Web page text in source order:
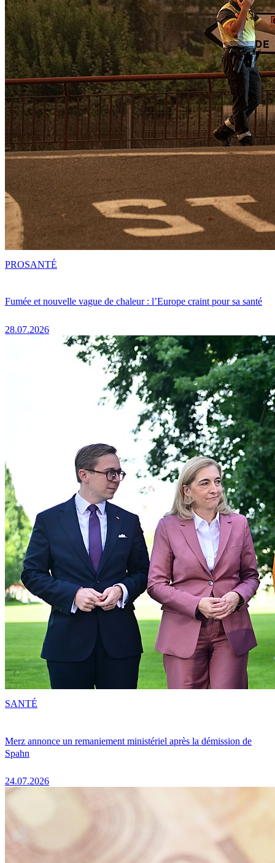
Fumée et nouvelle vague de chaleur : l’Europe craint pour sa santé
28.07.2026
PROSANTÉ
Merz annonce un remaniement ministériel après la démission de
Spahn
24.07.2026
SANTÉ